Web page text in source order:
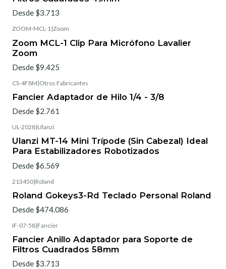
Desde $3.713
ZOOM-MCL-1|Zoom
Zoom MCL-1 Clip Para Micrófono Lavalier
Zoom
Desde $9.425
CS-4F8M |Otros Fabricantes
Fancier Adaptador de Hilo 1/4 - 3/8
Desde $2.761
UL-2028|Ulanzi
Ulanzi MT-14 Mini Trípode (Sin Cabezal) Ideal
Para Estabilizadores Robotizados
Desde $6.569
213450|Roland
Roland Gokeys3-Rd Teclado Personal Roland
Desde $474.086
IF-07-58|Fancier
Fancier Anillo Adaptador para Soporte de
Filtros Cuadrados 58mm
Desde $3.713